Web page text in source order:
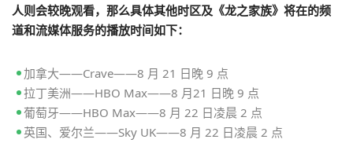
人则会较晚观看，那么具体其他时区及《龙之家族》将在的频
道和流媒体服务的播放时间如下：
加拿大——Crave——8 月 21 日晚 9 点
拉丁美洲——HBO Max——8 月21 日晚 9 点
葡萄牙——HBO Max——8 月 22 日凌晨 2 点
英国、爱尔兰——Sky UK——8 月 22 日凌晨 2 点